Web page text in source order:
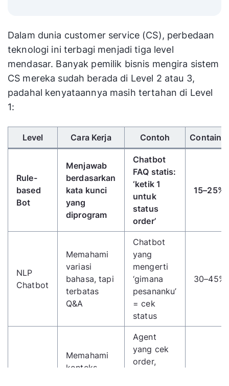
Dalam dunia customer service (CS), perbedaan
teknologi ini terbagi menjadi tiga level
mendasar. Banyak pemilik bisnis mengira sistem
CS mereka sudah berada di Level 2 atau 3,
padahal kenyataannya masih tertahan di Level
1:
Gunakan tombol panah kiri/kanan untuk
Level Cara Kerja Contoh
Rule-
based
Bot
Menjawab
berdasarkan
kata kunci
yang
diprogram
Chatbot
FAQ statis:
‘ketik 1
untuk
status
order’
15–25%
NLP
Chatbot
Memahami
variasi
bahasa, tapi
terbatas
Q&A
Chatbot
yang
mengerti
‘gimana
pesananku’
= cek
status
30–45%
Memahami
konteks,
Agent
yang cek
order,